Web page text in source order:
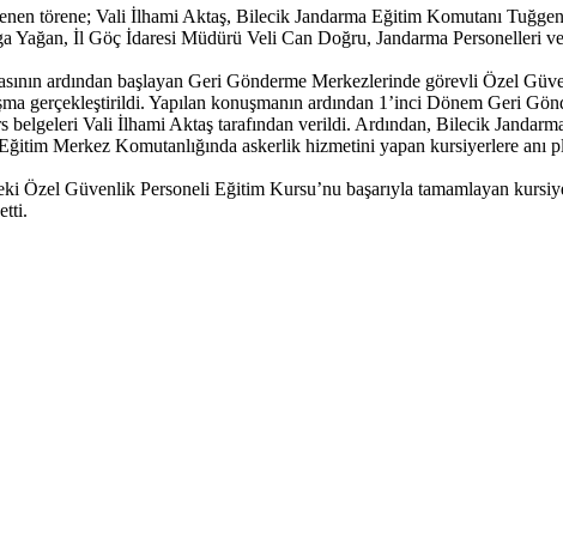
törene; Vali İlhami Aktaş, Bilecik Jandarma Eğitim Komutanı
İl Göç İdaresi Müdürü Veli Can Doğru, Jandarma Personelleri
ardından başlayan Geri Gönderme Merkezlerinde görevli Özel
gerçekleştirildi. Yapılan konuşmanın ardından 1’inci Dönem Geri
belgeleri Vali İlhami Aktaş tarafından verildi. Ardından, Bilecik
Merkez Komutanlığında askerlik hizmetini yapan kursiyerlere anı
Özel Güvenlik Personeli Eğitim Kursu’nu başarıyla tamamlayan